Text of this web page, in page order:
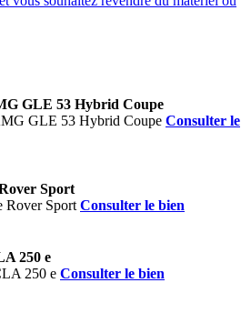
GLE 53 Hybrid Coupe
Consulter le
Sport
Consulter le bien
250 e
Consulter le bien